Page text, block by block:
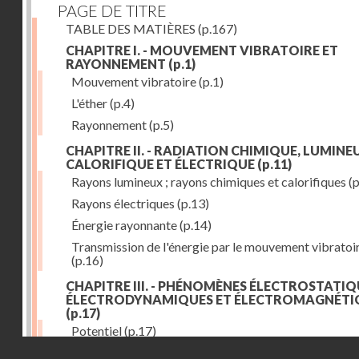
PAGE DE TITRE
TABLE DES MATIÈRES (p.167)
CHAPITRE I. - MOUVEMENT VIBRATOIRE ET
RAYONNEMENT (p.1)
Mouvement vibratoire(p.1)
L'éther(p.4)
Rayonnement(p.5)
CHAPITRE II. - RADIATION CHIMIQUE,
CALORIFIQUE ET ÉLECTRIQUE (p.11)
Rayons lumineux ; rayons chimiques et calorifiques
Rayons électriques (p.13)
Énergie rayonnante(p.14)
Transmission de l'énergie par le mouvement
(p.16)
CHAPITRE III. - PHÉNOMÈNES
ÉLECTRODYNAMIQUES ET
(p.17)
Potentiel(p.17)